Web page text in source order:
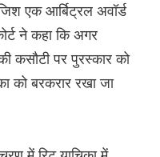
एक आर्बिट्रल अवॉर्ड
ने कहा कि अगर
कसौटी पर पुरस्कार को
को बरकरार रखा जा